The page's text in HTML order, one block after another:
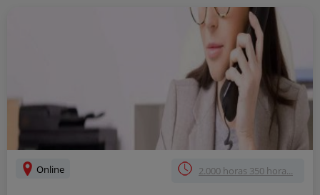
Online 2.000 horas 350 hora...